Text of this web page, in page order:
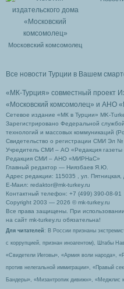
Московский комсомолец
Все новости Турции в Вашем
«МК-Турция» совместный проект
«Московский комсомолец» и АНО
Сетевое издание «МК в Турции» MK-
Зарегистрировано Федеральной
технологий и массовых коммуникаций
Свидетельство о регистрации СМИ Эл
Учредитель СМИ – АО «Редакция газеты
Редакция СМИ – АНО «МИРНаС»
Главный редактор — Ниязбаев Я.Ю.
Адрес редакции: 115035 , ул.
Е-Маил: redaktor@mk-turkey.ru
Контактный телефон: +7 (499) 390-08-91
Copyright 2003 — 2026 © mk-turkey.ru
Все права защищены. При
на сайт mk-turkey.ru обязательна!
Для читателей : В России признаны
с коррупцией, признан иноагентом), Штабы
«Свидетели Иеговы», «Армия воли народа»,
против нелегальной иммиграции», «Правый
Бандеры», «Мизантропик дивижн», «Меджлис